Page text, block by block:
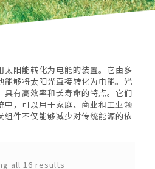
太阳能转化为电能的装置。它由多
能够将太阳光直接转化为电能。光
具有高效率和长寿命的特点。它们
中，可以用于家庭、商业和工业领
组件不仅能够减少对传统能源的依
all 16 results